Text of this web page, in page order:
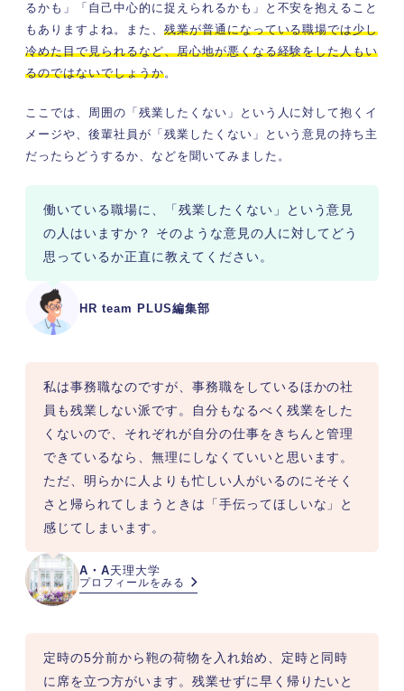
るかも」「自己中心的に捉えられるかも」と不安を抱えること
もありますよね。また、 残業が普通になっている職場では少し
冷めた目で見られるなど、居心地が悪くなる経験をした人もい
るのではないでしょうか。
ここでは、周囲の「残業したくない」という人に対して抱くイ
メージや、後輩社員が「残業したくない」という意見の持ち主
だったらどうするか、などを聞いてみました。
HR team PLUS編集部
働いている職場に、「残業したくない」という意見
の人はいますか？ そのような意見の人に対してどう
思っているか正直に教えてください。
A・A天理大学
プロフィールをみる
私は事務職なのですが、事務職をしているほかの社
員も残業しない派です。自分もなるべく残業をした
くないので、それぞれが自分の仕事をきちんと管理
できているなら、無理にしなくていいと思います。
ただ、明らかに人よりも忙しい人がいるのにそそく
さと帰られてしまうときは「手伝ってほしいな」と
感じてしまいます。
定時の5分前から鞄の荷物を入れ始め、定時と同時
に席を立つ方がいます。残業せずに早く帰りたいと